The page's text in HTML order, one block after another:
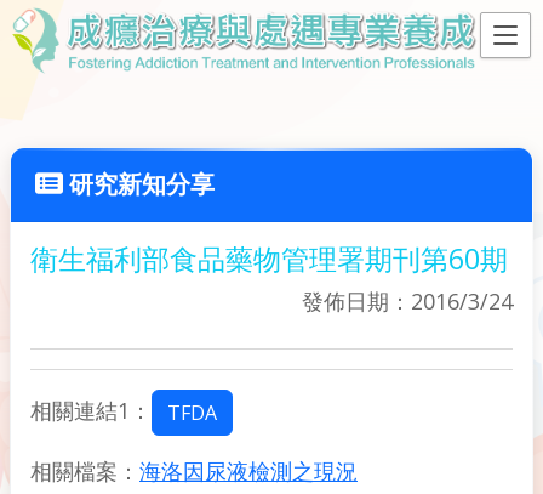
研究新知分享
衛生福利部食品藥物管理署期刊第60期
發佈日期：2016/3/24
相關連結1： TFDA
相關檔案： 海洛因尿液檢測之現況